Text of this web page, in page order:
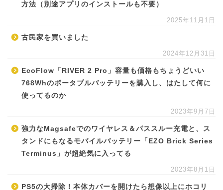
方法（別途アプリのインストールも不要）
2025年11月1日
古民家を買いました
2024年12月31日
EcoFlow「RIVER 2 Pro」容量も価格もちょうどいい
768Whのポータブルバッテリーを購入し、はたして何に
使ってるのか
2023年9月7日
強力なMagsafeでのワイヤレス＆パススルー充電と、ス
タンドにもなるモバイルバッテリー「EZO Brick Series
Terminus」が超絶気に入ってる
2023年8月1日
PS5の大掃除！本体カバーを開けたら想像以上にホコリ